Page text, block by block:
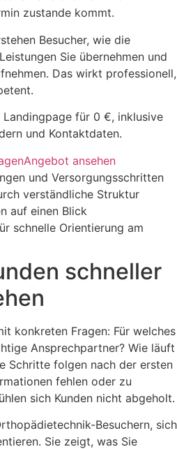
zustande kommt.
Besucher, wie die
Sie übernehmen und
Das wirkt professionell,
Landingpage für 0 €, inklusive
und Kontaktdaten.
Angebot ansehen
und Versorgungsschritten
verständliche Struktur
auf einen Blick
schnelle Orientierung am
schneller
konkreten Fragen: Für welches
Ansprechpartner? Wie läuft
Schritte folgen nach der ersten
fehlen oder zu
sich Kunden nicht abgeholt.
Besuchern, sich
Sie zeigt, was Sie